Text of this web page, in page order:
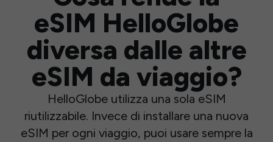
eSIM HelloGlobe
diversa dalle altre
eSIM da viaggio?
HelloGlobe utilizza una sola eSIM
riutilizzabile. Invece di installare una nuova
eSIM per ogni viaggio, puoi usare sempre la